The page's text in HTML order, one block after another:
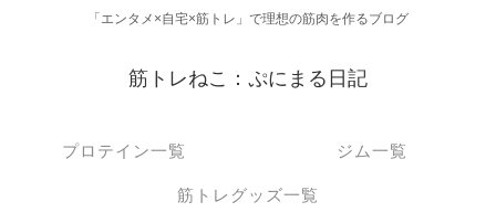
「エンタメ×自宅×筋トレ」で理想の筋肉を作るブログ
筋トレねこ：ぷにまる日記
プロテイン一覧 ジム一覧
筋トレグッズ一覧